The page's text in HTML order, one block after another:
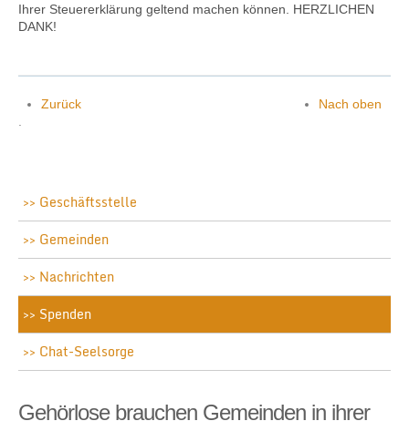
Ihrer Steuererklärung geltend machen können. HERZLICHEN
DANK!
Zurück
Nach oben
Geschäftsstelle
Gemeinden
Nachrichten
Spenden
Chat-Seelsorge
Gehörlose brauchen Gemeinden in ihrer